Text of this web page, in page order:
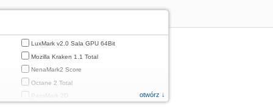
LuxMark v2.0 Sala GPU 64Bit
Mozilla Kraken 1.1 Total
NenaMark2 Score
Octane 2 Total
PassMark 2D
otwórz ↓